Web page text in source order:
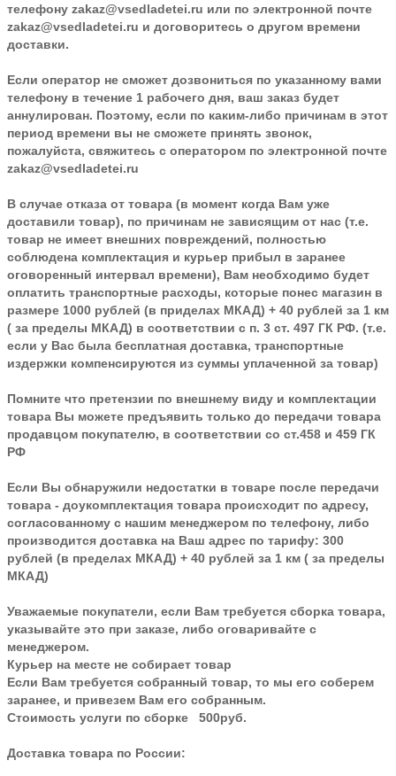
телефону zakaz@vsedladetei.ru или по электронной почте
zakaz@vsedladetei.ru и договоритесь о другом времени
доставки.
Если оператор не сможет дозвониться по указанному вами
телефону в течение 1 рабочего дня, ваш заказ будет
аннулирован. Поэтому, если по каким-либо причинам в этот
период времени вы не сможете принять звонок,
пожалуйста, свяжитесь с оператором по электронной почте
zakaz@vsedladetei.ru
В случае отказа от товара (в момент когда Вам уже
доставили товар), по причинам не зависящим от нас (т.е.
товар не имеет внешних повреждений, полностью
соблюдена комплектация и курьер прибыл в заранее
оговоренный интервал времени), Вам необходимо будет
оплатить транспортные расходы, которые понес магазин в
размере 1000 рублей (в приделах МКАД) + 40 рублей за 1 км
( за пределы МКАД) в соответствии с п. 3 ст. 497 ГК РФ. (т.е.
если у Вас была бесплатная доставка, транспортные
издержки компенсируются из суммы уплаченной за товар)
Помните что претензии по внешнему виду и комплектации
товара Вы можете предъявить только до передачи товара
продавцом покупателю, в соответствии со ст.458 и 459 ГК
РФ
Если Вы обнаружили недостатки в товаре после передачи
товара - доукомплектация товара происходит по адресу,
согласованному с нашим менеджером по телефону, либо
производится доставка на Ваш адрес по тарифу: 300
рублей (в пределах МКАД) + 40 рублей за 1 км ( за пределы
МКАД)
Уважаемые покупатели, если Вам требуется сборка товара,
указывайте это при заказе, либо оговаривайте с
менеджером.
Курьер на месте не собирает товар
Если Вам требуется собранный товар, то мы его соберем
заранее, и привезем Вам его собранным.
Стоимость услуги по сборке 500руб.
Доставка товара по России: